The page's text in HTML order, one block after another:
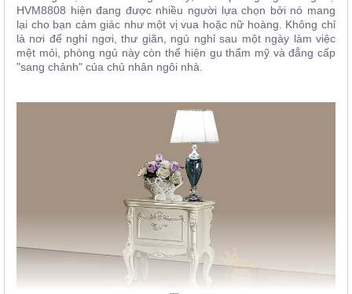
HVM8808 hiện đang được nhiều người lựa chọn bởi nó mang
lại cho bạn cảm giác như một vị vua hoặc nữ hoàng. Không chỉ
là nơi để nghỉ ngơi, thư giãn, ngủ nghỉ sau một ngày làm việc
mệt mỏi, phòng ngủ này còn thể hiện gu thẩm mỹ và đẳng cấp
"sang chảnh" của chủ nhân ngôi nhà.